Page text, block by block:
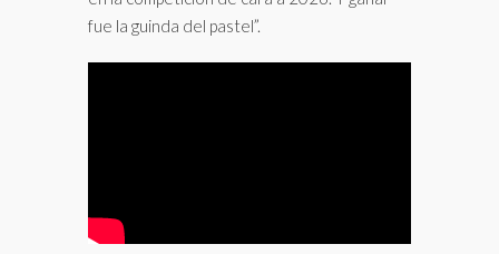
fue la guinda del pastel”.